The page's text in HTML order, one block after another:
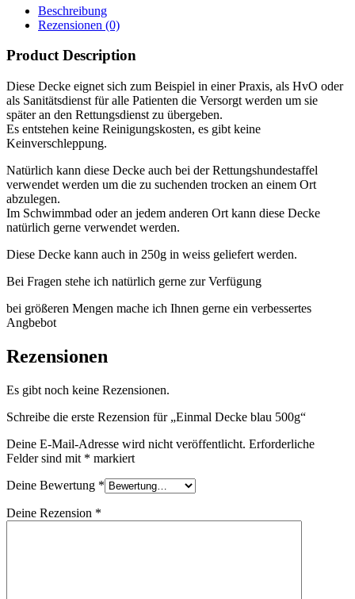
Beschreibung
Rezensionen (0)
Product Description
Diese Decke eignet sich zum Beispiel in einer Praxis, als HvO oder
als Sanitätsdienst für alle Patienten die Versorgt werden um sie
später an den Rettungsdienst zu übergeben.
Es entstehen keine Reinigungskosten, es gibt keine
Keinverschleppung.
Natürlich kann diese Decke auch bei der Rettungshundestaffel
verwendet werden um die zu suchenden trocken an einem Ort
abzulegen.
Im Schwimmbad oder an jedem anderen Ort kann diese Decke
natürlich gerne verwendet werden.
Diese Decke kann auch in 250g in weiss geliefert werden.
Bei Fragen stehe ich natürlich gerne zur Verfügung
bei größeren Mengen mache ich Ihnen gerne ein verbessertes
Angbebot
Rezensionen
Es gibt noch keine Rezensionen.
Schreibe die erste Rezension für „Einmal Decke blau 500g“
Deine E-Mail-Adresse wird nicht veröffentlicht. Erforderliche
Felder sind mit * markiert
Deine Bewertung *
Deine Rezension *